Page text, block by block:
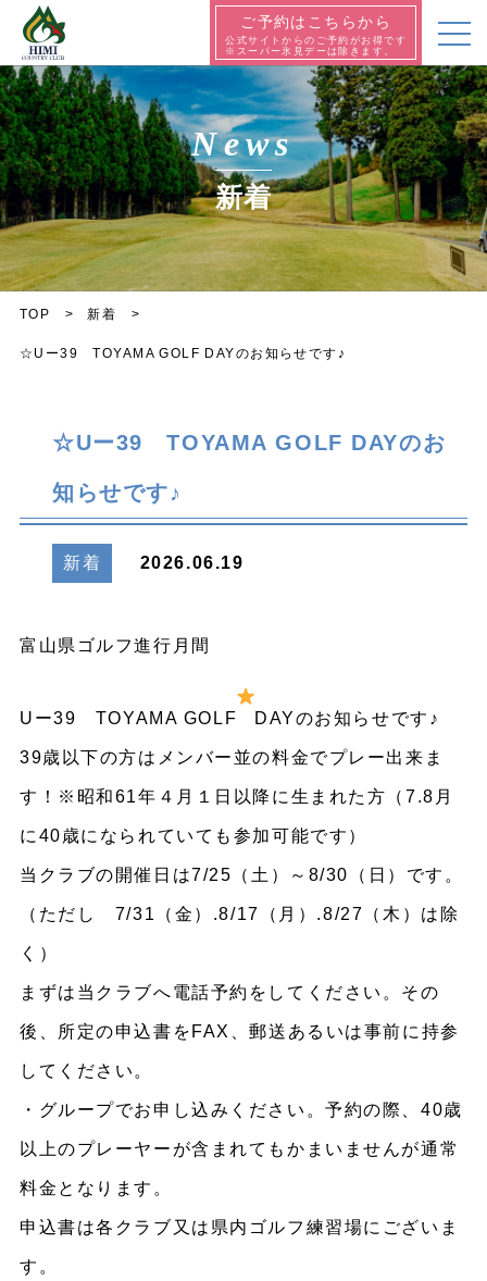
ご予約はこちらから
公式サイトからのご予約がお得です
※スーパー氷見デーは除きます。
News
新着
TOP 新着
☆Uー39 TOYAMA GOLF DAYのお知らせです♪
☆Uー39 TOYAMA GOLF DAYのお
知らせです♪
新着 2026.06.19
富山県ゴルフ進行月間
Uー39 TOYAMA GOLF DAYのお知らせです♪
39歳以下の方はメンバー並の料金でプレー出来ま
す！※昭和61年４月１日以降に生まれた方（7.8月
に40歳になられていても参加可能です）
当クラブの開催日は7/25（土）～8/30（日）です。
（ただし 7/31（金）.8/17（月）.8/27（木）は除
く）
まずは当クラブへ電話予約をしてください。その
後、所定の申込書をFAX、郵送あるいは事前に持参
してください。
・グループでお申し込みください。予約の際、40歳
以上のプレーヤーが含まれてもかまいませんが通常
料金となります。
申込書は各クラブ又は県内ゴルフ練習場にございま
す。